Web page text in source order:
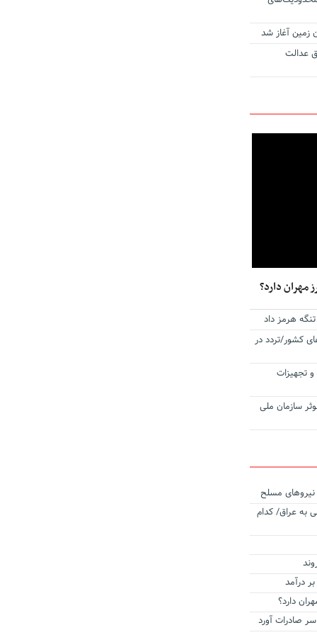
زمین آغاز شد
عدالت
مهران دارد؟
هرمز داد
کشور/تردد در
و تجهیزات
سازمان ملی
نیروهای مسلح
به عراق/ کدام
درآمد
دارد؟
سر صادرات آورد